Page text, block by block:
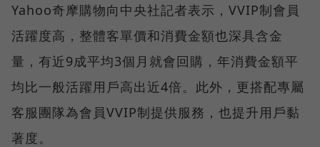
Yahoo奇摩購物向中央社記者表示，VVIP制會員
活躍度高，整體客單價和消費金額也深具含金
量，有近9成平均3個月就會回購，年消費金額平
均比一般活躍用戶高出近4倍。此外，更搭配專屬
客服團隊為會員VVIP制提供服務，也提升用戶黏
著度。